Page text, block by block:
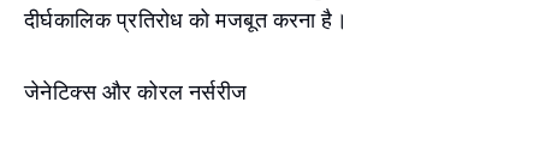
दीर्घकालिक प्रतिरोध को मजबूत करना है।
जेनेटिक्स और कोरल नर्सरीज